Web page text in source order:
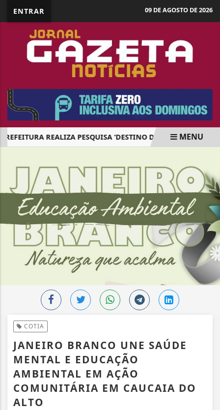
ENTRAR 09 DE AGOSTO DE 2026
REALIZA PESQUISA ‘DESTINO DOS MENU
COTIA
JANEIRO BRANCO UNE SAÚDE
MENTAL E EDUCAÇÃO
AMBIENTAL EM AÇÃO
COMUNITÁRIA EM CAUCAIA DO
ALTO